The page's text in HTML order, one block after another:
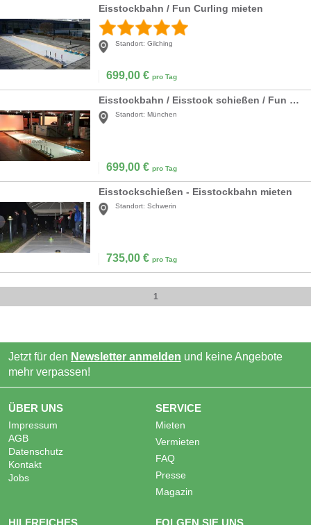
Eisstockbahn / Fun Curling mieten
Standort: Gilching
699,00 € pro Tag
Eisstockbahn / Eisstock schießen / Fun Curling mieten Bayern
Standort: München
699,00 € pro Tag
Eisstockschießen - Eisstockbahn mieten
Standort: Schwerin
735,00 € pro Tag
1
Jetzt für den Newsletter anmelden und keine Angebote
mehr verpassen!
ÜBER UNS
Impressum
AGB
Datenschutz
Kontakt
Jobs
SERVICE
Mieten
Vermieten
FAQ
Presse
Magazin